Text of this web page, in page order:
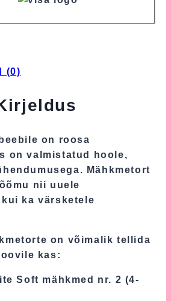
(0)
on roosa
on valmistatud hoole,
Mähkmetort
nii uuele
ka värsketele
on võimalik tellida
kas:
Soft mähkmed nr. 2 (4-